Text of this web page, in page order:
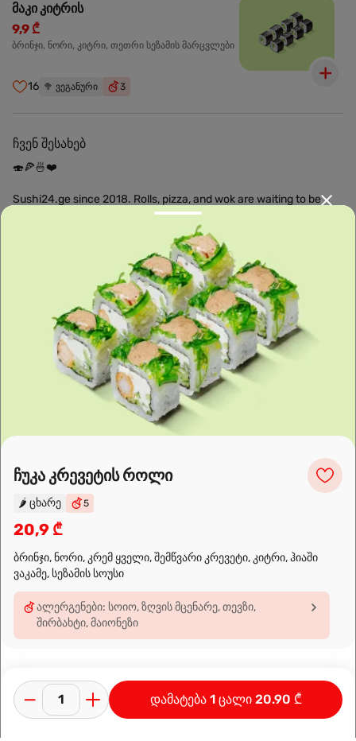
მაკი კიტრის
9,9 ₾
ბრინჯი, ნორი, კიტრი, თეთრი სეზამის მარცვლები
16 🥦 ვეგანური 3
ჩვენ შესახებ
🍣🍕🍜❤️
Sushi24.ge since 2018. Rolls, pizza, and wok are waiting to be
prepared for you. Choose the nearest location and explore the
Leaflet | OpenFreeMap©OpenMapTilesData fromOpenStreetMap
მარშრუტის დაგეგმვა
ჩუკა კრევეტის როლი
🌶️ ცხარე 5
20,9 ₾
ბრინჯი, ნორი, კრემ ყველი, შემწვარი კრევეტი, კიტრი, ჰიაში
ვაკამე, სეზამის სოუსი
ალერგენები: სოიო, ზღვის მცენარე, თევზი,
შირბახტი, მაიონეზი
დამატება 1 ცალი 20.90 ₾